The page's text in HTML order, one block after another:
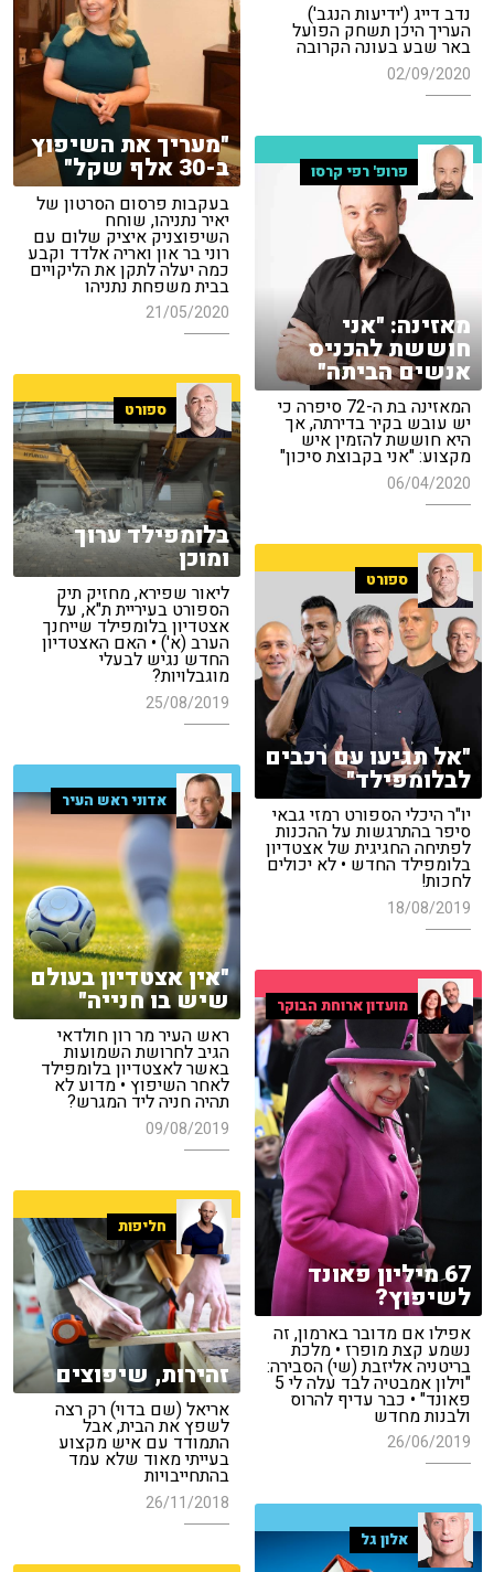
נדב דייג ('ידיעות הנגב')
העריך היכן תשחק הפועל
באר שבע בעונה הקרובה
02/09/2020
"מעריך את השיפוץ
ב-30 אלף שקל"
בעקבות פרסום הסרטון של
יאיר נתניהו, שוחח
השיפוצניק איציק שלום עם
רוני בר און ואריה אלדד וקבע
כמה יעלה לתקן את הליקויים
בבית משפחת נתניהו
21/05/2020
פרופ' רפי קרסו
מאזינה: "אני
חוששת להכניס
אנשים הביתה"
המאזינה בת ה-72 סיפרה כי
יש עובש בקיר בדירתה, אך
היא חוששת להזמין איש
מקצוע: "אני בקבוצת סיכון"
06/04/2020
ספורט
בלומפילד ערוך
ומוכן
ליאור שפירא, מחזיק תיק
הספורט בעיריית ת"א, על
אצטדיון בלומפילד שייחנך
הערב (א') • האם האצטדיון
החדש נגיש לבעלי
מוגבלויות?
25/08/2019
ספורט
"אל תגיעו עם רכבים
לבלומפילד"
יו"ר היכלי הספורט רמזי גבאי
סיפר בהתרגשות על ההכנות
לפתיחה החגיגית של אצטדיון
בלומפילד החדש • לא יכולים
לחכות!
18/08/2019
אדוני ראש העיר
"אין אצטדיון בעולם
שיש בו חנייה"
ראש העיר מר רון חולדאי
הגיב לחרושת השמועות
באשר לאצטדיון בלומפילד
לאחר השיפוץ • מדוע לא
תהיה חניה ליד המגרש?
09/08/2019
מועדון ארוחת הבוקר
67 מיליון פאונד
לשיפוץ?
אפילו אם מדובר בארמון, זה
נשמע קצת מופרז • מלכת
בריטניה אליזבת (שי) הסבירה:
"וילון אמבטיה לבד עלה לי 5
פאונד" • כבר עדיף להרוס
ולבנות מחדש
26/06/2019
חליפות
זהירות, שיפוצים
אריאל (שם בדוי) רק רצה
לשפץ את הבית, אבל
התמודד עם איש מקצוע
בעייתי מאוד שלא עמד
בהתחייבויות
26/11/2018
אלון גל